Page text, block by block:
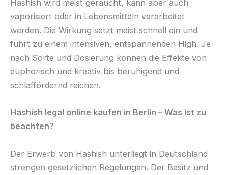
Hashish wird meist geraucht, kann aber auch
vaporisiert oder in Lebensmitteln verarbeitet
werden. Die Wirkung setzt meist schnell ein und
führt zu einem intensiven, entspannenden High. Je
nach Sorte und Dosierung können die Effekte von
euphorisch und kreativ bis beruhigend und
schlaffördernd reichen.
Hashish legal online kaufen in Berlin – Was ist zu
beachten?
Der Erwerb von Hashish unterliegt in Deutschland
strengen gesetzlichen Regelungen. Der Besitz und